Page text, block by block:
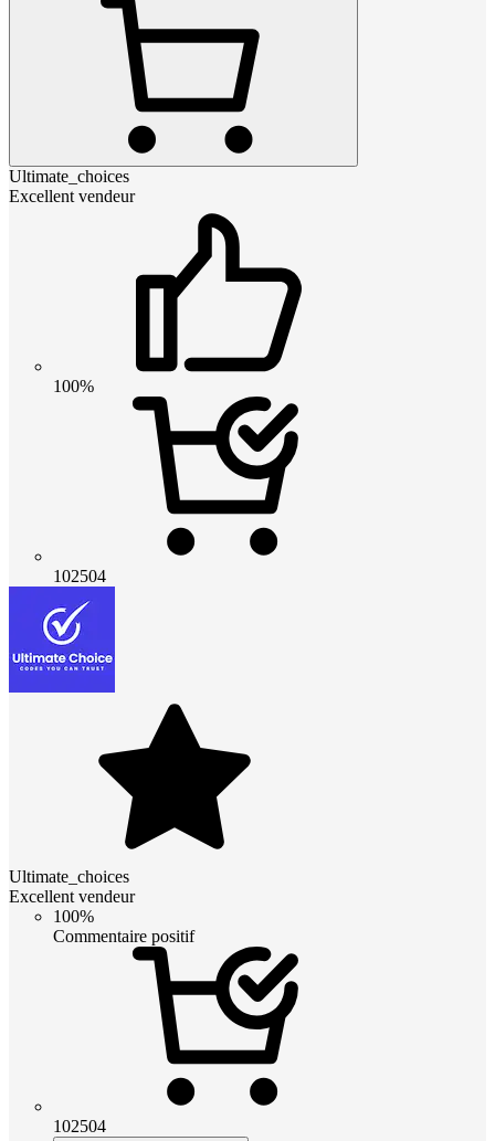
Ultimate_choices
Excellent vendeur
100%
102504
Ultimate_choices
Excellent vendeur
100%
Commentaire positif
102504